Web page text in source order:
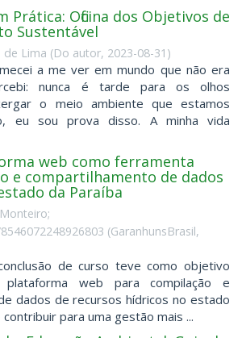
Prática: Oficina dos Objetivos de
Sustentável
de Lima (Do autor, 2023-08-31 )
a me ver em mundo que não era
nunca é tarde para os olhos
o meio ambiente que estamos
eu sou prova disso. A minha vida
web como ferramenta
e compartilhamento de dados
da Paraíba
(GaranhunsBrasil,
de curso teve como objetivo
plataforma web para compilação e
dados de recursos hídricos no estado
para uma gestão mais ...